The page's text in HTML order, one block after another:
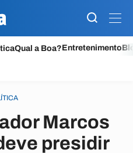
Qual a Boa?Entretenimento
Marcos
presidir